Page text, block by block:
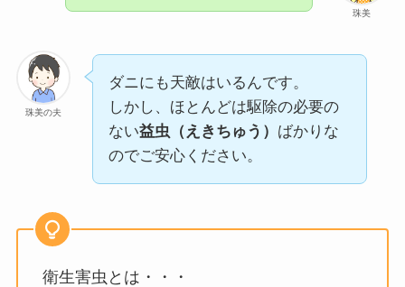
珠美
珠美の夫
ダニにも天敵はいるんです。
しかし、ほとんどは駆除の必要の
ない益虫（えきちゅう） ばかりな
のでご安心ください。
衛生害虫とは・・・